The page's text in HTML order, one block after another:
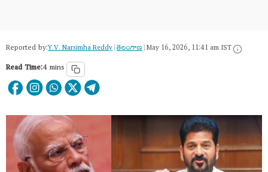
Reported by:Y.V. Narsimha Reddy|తెలంగాణ‌|May 16, 2026, 11:41 am IST
Read Time:4 mins